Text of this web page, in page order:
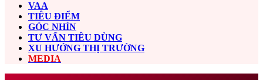
VAA
TIÊU ĐIỂM
GÓC NHÌN
TƯ VẤN TIÊU DÙNG
XU HƯỚNG THỊ TRƯỜNG
MEDIA